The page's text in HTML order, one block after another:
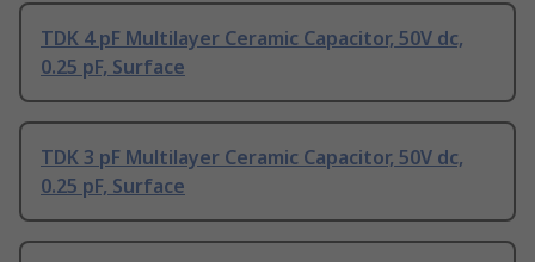
TDK 4 pF Multilayer Ceramic Capacitor, 50V dc,
0.25 pF, Surface
TDK 3 pF Multilayer Ceramic Capacitor, 50V dc,
0.25 pF, Surface